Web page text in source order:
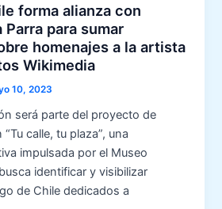
forma alianza con
para sumar
homenajes a la artista
Wikimedia
10, 2023
será parte del proyecto de
calle, tu plaza”, una
impulsada por el Museo
identificar y visibilizar
de Chile dedicados a